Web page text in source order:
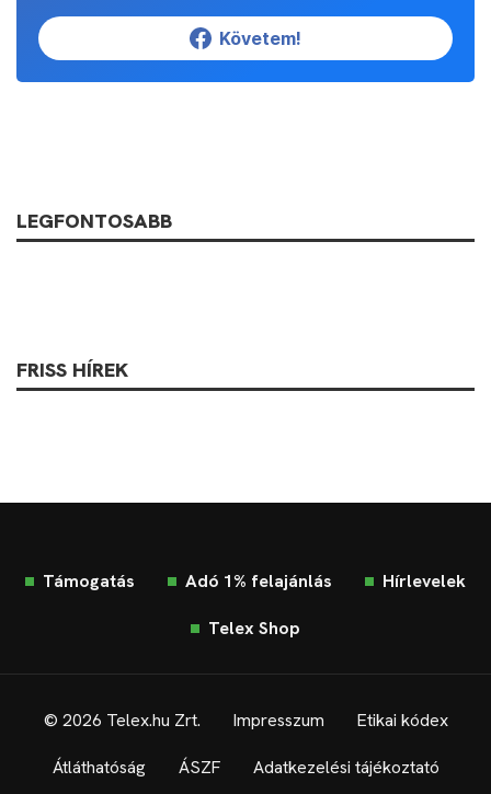
Követem!
LEGFONTOSABB
FRISS HÍREK
Támogatás Adó 1% felajánlás Hírlevelek
Telex Shop
© 2026 Telex.hu Zrt. Impresszum Etikai kódex
Átláthatóság ÁSZF Adatkezelési tájékoztató